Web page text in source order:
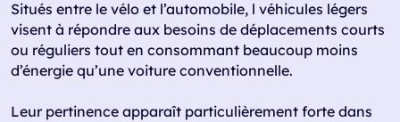
Situés entre le vélo et l’automobile, l véhicules légers
visent à répondre aux besoins de déplacements courts
ou réguliers tout en consommant beaucoup moins
d’énergie qu’une voiture conventionnelle.
Leur pertinence apparaît particulièrement forte dans